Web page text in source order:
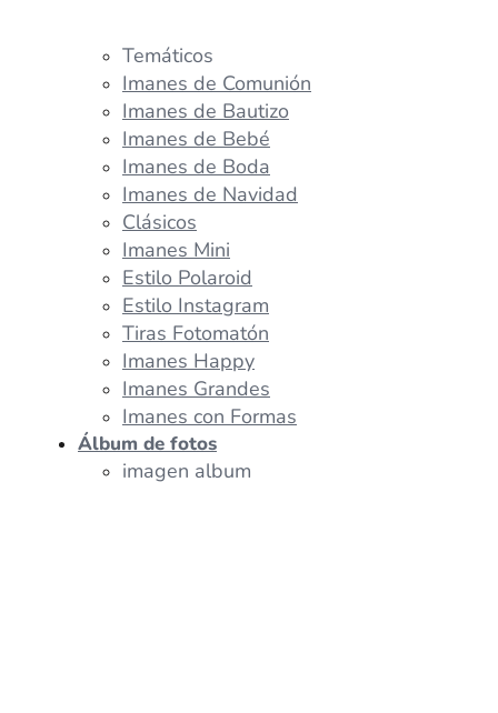
Temáticos
Imanes de Comunión
Imanes de Bautizo
Imanes de Bebé
Imanes de Boda
Imanes de Navidad
Clásicos
Imanes Mini
Estilo Polaroid
Estilo Instagram
Tiras Fotomatón
Imanes Happy
Imanes Grandes
Imanes con Formas
Álbum de fotos
imagen album